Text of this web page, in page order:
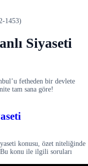
1453)
Siyaseti
fetheden bir devlete
tam sana göre!
konusu, özet niteliğinde
konu ile ilgili soruları